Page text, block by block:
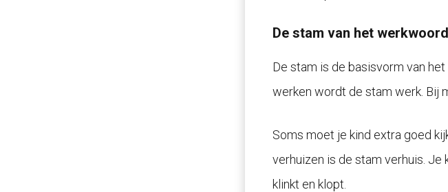
De stam van het werkwoord
De stam is de basisvorm van
werken wordt de stam werk. Bij
Soms moet je kind extra goed
verhuizen is de stam verhuis.
klinkt en klopt.